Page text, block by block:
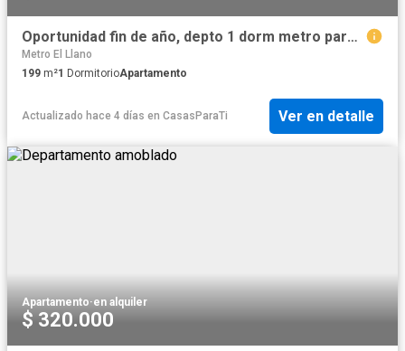
Oportunidad fin de año, depto 1 dorm metro parque almagro
Metro El Llano
199 m²1 DormitorioApartamento
Actualizado hace 4 días en CasasParaTi Ver en detalle
Apartamento·en alquiler
$ 320.000